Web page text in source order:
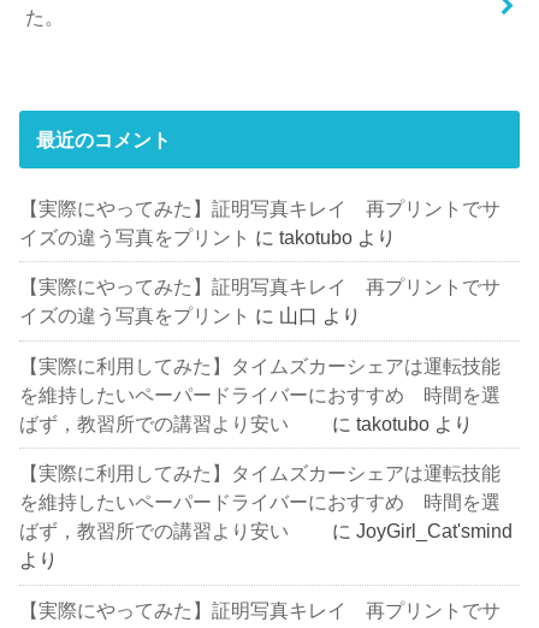
た。
最近のコメント
【実際にやってみた】証明写真キレイ 再プリントでサ
イズの違う写真をプリント にtakotubo より
【実際にやってみた】証明写真キレイ 再プリントでサ
イズの違う写真をプリント に 山口 より
【実際に利用してみた】タイムズカーシェアは運転技能
を維持したいペーパードライバーにおすすめ 時間を選
ばず，教習所での講習より安い
にtakotubo より
【実際に利用してみた】タイムズカーシェアは運転技能
を維持したいペーパードライバーにおすすめ 時間を選
ばず，教習所での講習より安い
にJoyGirl_Cat'smind
より
【実際にやってみた】証明写真キレイ 再プリントでサ